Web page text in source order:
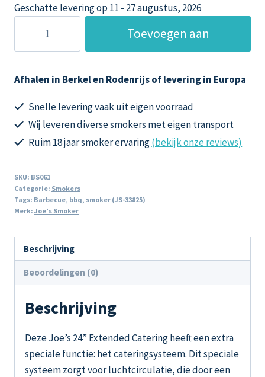
Geschatte levering op 11 - 27 augustus, 2026
Smoker
inch
Extended
Catering
Toevoegen aan
Afhalen in Berkel en Rodenrijs of levering in Europa
Snelle levering vaak uit eigen voorraad
Wij leveren diverse smokers met eigen transport
Ruim 18 jaar smoker ervaring(bekijk onze reviews)
SKU: BS061
Categorie: Smokers
Tags: Barbecue, bbq, smoker (JS-33825)
Merk: Joe’s Smoker
Beschrijving
Beoordelingen (0)
Beschrijving
Deze Joe’s 24” Extended Catering heeft een extra
speciale functie: het cateringsysteem. Dit speciale
systeem zorgt voor luchtcirculatie, die door een